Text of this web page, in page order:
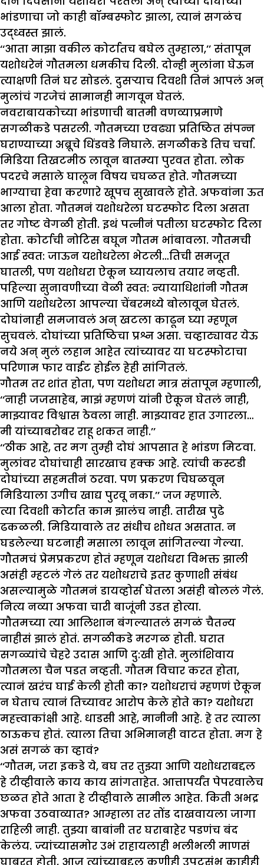
भांडणाचा जो काही बॉम्बस्फोट झाला, त्यानं सगळंच
उद्ध्वस्त झालं.
‘‘आता माझा वकील कोर्टातच बघेल तुम्हाला,’’ संतापून
यशोधरेनं गौतमला धमकीच दिली. दोन्ही मुलांना घेऊन
त्याक्षणी तिनं घर सोडलं. दुसऱ्याच दिवशी तिनं आपलं अन्
मुलांचं गरजेचं सामानही मागवून घेतलं.
नवराबायकोच्या भांडणाची बातमी वणव्याप्रमाणे
सगळीकडे पसरली. गौतमच्या एवढ्या प्रतिष्ठित संपन्न
घराण्याच्या अब्रूचे धिंडवडे निघाले. सगळीकडे तिच चर्चा.
मिडिया तिखटमीठ लावून बातम्या पुरवत होता. लोक
पदरचे मसाले घालून विषय चघळत होते. गौतमच्या
भाग्याचा हेवा करणारे खूपच सुखावले होते. अफवांना ऊत
आला होता. गौतमनं यशोधरेला घटस्फोट दिला असता
तर गोष्ट वेगळी होती. इथं पत्नीनं पतीला घटस्फोट दिला
होता. कोर्टाची नोटिस बघून गौतम भांबावला. गौतमची
आई स्वत: जाऊन यशोधरेला भेटली…तिची समजूत
घातली, पण यशोधरा ऐकून घ्यायलाच तयार नव्हती.
पहिल्या सुनावणीच्या वेळी स्वत: न्यायाधिशांनी गौतम
आणि यशोधरेला आपल्या चेंबरमध्ये बोलावून घेतलं.
दोघांनाही समजावलं अन् खटला काढून घ्या म्हणून
सुचवलं. दोघांच्या प्रतिष्ठिचा प्रश्न असा. चव्हाट्यावर येऊ
नये अन् मुलं लहान आहेत त्यांच्यावर या घटस्फोटाचा
परिणाम फार वाईट होईल हेही सांगितलं.
गौतम तर शांत होता, पण यशोधरा मात्र संतापून म्हणाली,
‘‘नाही जजसाहेब, माझं म्हणणं यांनी ऐकून घेतलं नाही,
माझ्यावर विश्वास ठेवला नाही. माझ्यावर हात उगारला…
मी यांच्याबरोबर राहू शकत नाही.’’
‘‘ठीक आहे, तर मग तुम्ही दोघं आपसात हे भांडण मिटवा.
मुलांवर दोघांचाही सारखाच हक्क आहे. त्यांची कस्टडी
दोघांच्या सहमतीनं ठरवा. पण प्रकरण चिघळवून
मिडियाला उगीच खाद्य पुरवू नका.’’ जज म्हणाले.
त्या दिवशी कोर्टात काम झालंच नाही. तारीख पुढे
ढकळली. मिडियावाले तर संधीच शोधत असतात. न
घडलेल्या घटनाही मसाला लावून सांगितल्या गेल्या.
गौतमचं प्रेमप्रकरण होतं म्हणून यशोधरा विभक्त झाली
असंही म्हटलं गेलं तर यशोधराचे इतर कुणाशी संबंध
असल्यामुळे गौतमनं डायव्होर्स घेतला असंही बोललं गेलं.
नित्य नव्या अफवा चारी बाजूंनी उडत होत्या.
गौतमच्या त्या आलिशान बंगल्यातलं सगळं चैतन्य
नाहीसं झालं होतं. सगळीकडे मरगळ होती. घरात
सगळ्यांचे चेहरे उदास आणि दु:खी होते. मुलांशिवाय
गौतमला चैन पडत नव्हती. गौतम विचार करत होता,
त्यानं खरंच घाई केली होती का? यशोधराचं म्हणणं ऐकून
न घेताच त्यानं तिच्यावर आरोप केले होते का? यशोधरा
महत्त्वाकांक्षी आहे. धाडसी आहे, मानीनी आहे. हे तर त्याला
ठाऊकच होतं. त्याला तिचा अभिमानही वाटत होता. मग हे
असं सगळं का व्हावं?
‘‘गौतम, जरा इकडे ये, बघ तर तुझ्या आणि यशोधराबद्दल
हे टीव्हीवाले काय काय सांगताहेत. आत्तापर्यंत पेपरवालेच
छळत होते आता हे टीव्हीवाले सामील आहेत. किती अभद्र
अफवा उठवाव्यात? आम्हाला तर तोंड दाखवायला जागा
राहिली नाही. तुझ्या बाबांनी तर घराबाहेर पडणंच बंद
केलंय. ज्यांच्यासमोर उभं राहायलाही भलीभली माणसं
घाबरत होती, आज त्यांच्याबद्दल कुणीही उपटसुंभ काहीही